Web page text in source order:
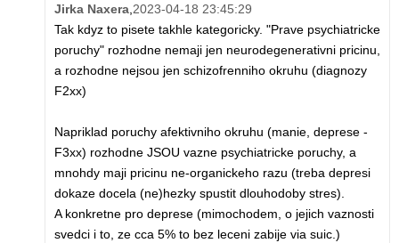
Jirka Naxera 2023-04-18 23:45:29
Tak kdyz to pisete takhle kategoricky. "Prave psychiatricke
poruchy" rozhodne nemaji jen neurodegenerativni pricinu,
a rozhodne nejsou jen schizofrenniho okruhu (diagnozy
F2xx)
Napriklad poruchy afektivniho okruhu (manie, deprese -
F3xx) rozhodne JSOU vazne psychiatricke poruchy, a
mnohdy maji pricinu ne-organickeho razu (treba depresi
dokaze docela (ne)hezky spustit dlouhodoby stres).
A konkretne pro deprese (mimochodem, o jejich vaznosti
svedci i to, ze cca 5% to bez leceni zabije via suic.)